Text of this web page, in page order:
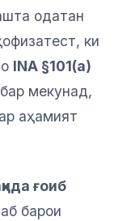
одатан
ки
INA §101(a)
мекунад,
аҳамият
ғоиб
барои